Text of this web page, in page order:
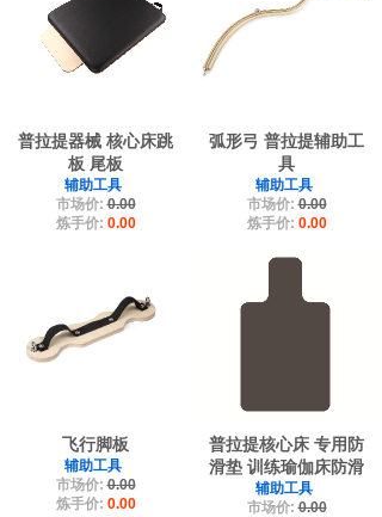
普拉提器械 核心床跳
板 尾板
辅助工具
市场价:0.00
炼手价: 0.00
弧形弓 普拉提辅助工
具
辅助工具
市场价:0.00
炼手价: 0.00
飞行脚板
辅助工具
市场价:0.00
炼手价: 0.00
普拉提核心床 专用防
滑垫 训练瑜伽床防滑
辅助工具
市场价:0.00